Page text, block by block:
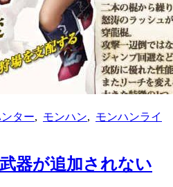
ター
モンハン
モンハンライ
器が追加されない